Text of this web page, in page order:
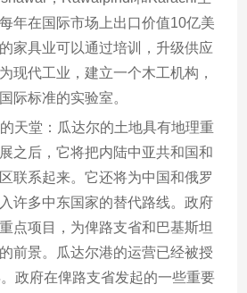
年在国际市场上出口价值10亿美
家具业可以通过培训，升级供应
现代工业，建立一个木工机构，
际标准的实验室。
天堂：瓜达尔的土地具有地理重
之后，它将把内陆中亚共和国和
联系起来。它还将为中国和俄罗
许多中东国家的替代路线。政府
点项目，为俾路支省和巴基斯坦
前景。瓜达尔港的运营已经被授
政府在俾路支省发起的一些重要